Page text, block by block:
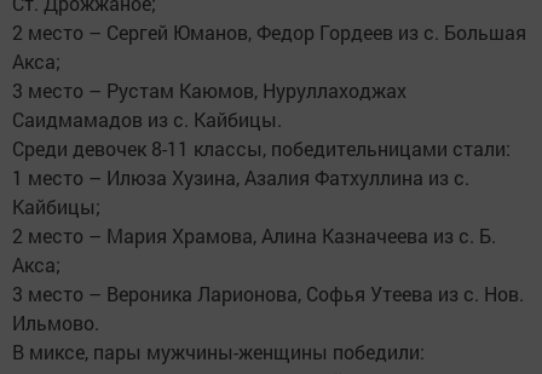
2 место – Сергей Юманов, Федор Гордеев из с. Большая
Акса;
3 место – Рустам Каюмов, Нуруллаходжах
Саидмамадов из с. Кайбицы.
Среди девочек 8-11 классы, победительницами стали:
1 место – Илюза Хузина, Азалия Фатхуллина из с.
Кайбицы;
2 место – Мария Храмова, Алина Казначеева из с. Б.
Акса;
3 место – Вероника Ларионова, Софья Утеева из с. Нов.
Ильмово.
В миксе, пары мужчины-женщины победили: